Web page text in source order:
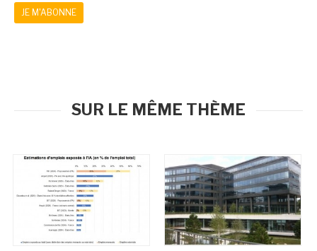
JE M'ABONNE
SUR LE MÊME THÈME